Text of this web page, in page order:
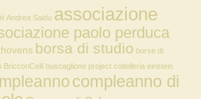
Andrea Saidu associazione
paolo perduca
borsa di studio borse di
BricconCelli buscaglione project coltelleria einstein
compleanno di